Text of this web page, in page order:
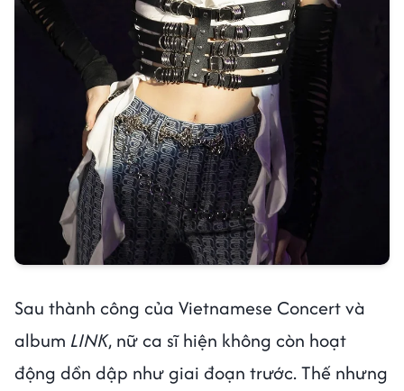
Sau thành công của Vietnamese Concert và
album LINK, nữ ca sĩ hiện không còn hoạt
động dồn dập như giai đoạn trước. Thế nhưng